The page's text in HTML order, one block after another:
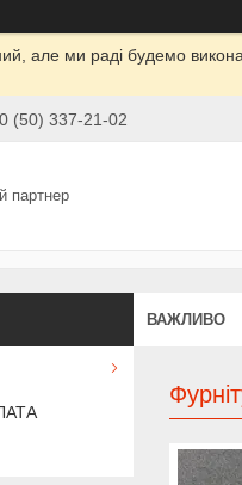
але ми раді будемо
(50) 337-21-02
партнер
ВАЖЛИВО